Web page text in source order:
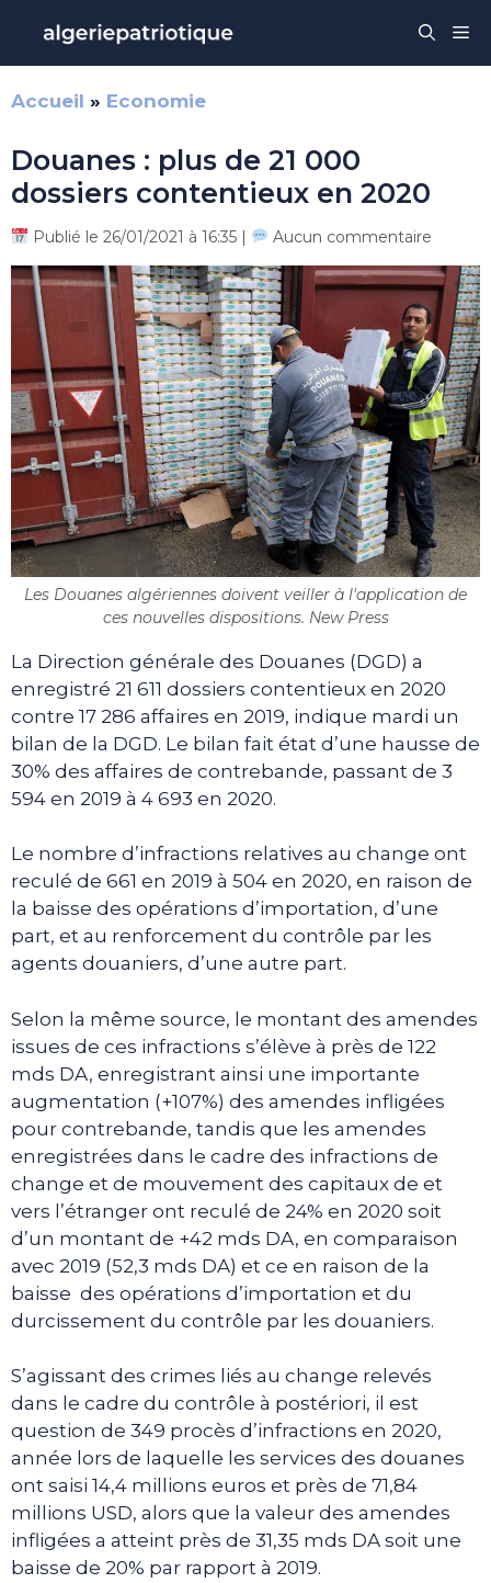
contenu
Accueil » Economie
Douanes : plus de 21 000
dossiers contentieux en 2020
Publié le 26/01/2021 à 16:35 | Aucun commentaire
Les Douanes algériennes doivent veiller à l'application de
ces nouvelles dispositions. New Press
La Direction générale des Douanes (DGD) a
enregistré 21 611 dossiers contentieux en 2020
contre 17 286 affaires en 2019, indique mardi un
bilan de la DGD. Le bilan fait état d’une hausse de
30% des affaires de contrebande, passant de 3
594 en 2019 à 4 693 en 2020.
Le nombre d’infractions relatives au change ont
reculé de 661 en 2019 à 504 en 2020, en raison de
la baisse des opérations d’importation, d’une
part, et au renforcement du contrôle par les
agents douaniers, d’une autre part.
Selon la même source, le montant des amendes
issues de ces infractions s’élève à près de 122
mds DA, enregistrant ainsi une importante
augmentation (+107%) des amendes infligées
pour contrebande, tandis que les amendes
enregistrées dans le cadre des infractions de
change et de mouvement des capitaux de et
vers l’étranger ont reculé de 24% en 2020 soit
d’un montant de +42 mds DA, en comparaison
avec 2019 (52,3 mds DA) et ce en raison de la
baisse des opérations d’importation et du
durcissement du contrôle par les douaniers.
S’agissant des crimes liés au change relevés
dans le cadre du contrôle à postériori, il est
question de 349 procès d’infractions en 2020,
année lors de laquelle les services des douanes
ont saisi 14,4 millions euros et près de 71,84
millions USD, alors que la valeur des amendes
infligées a atteint près de 31,35 mds DA soit une
baisse de 20% par rapport à 2019.